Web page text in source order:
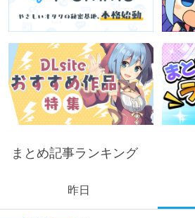
まとめ記事ランキング
昨日